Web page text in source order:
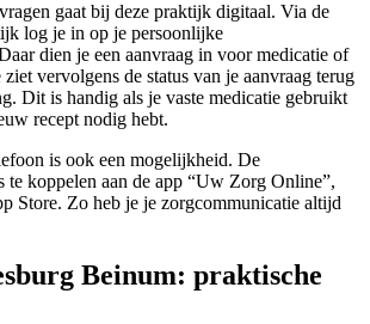
gaat bij deze praktijk digitaal. Via de
log je in op je persoonlijke
dien je een aanvraag in voor medicatie of
ziet vervolgens de status van je aanvraag terug
Dit is handig als je vaste medicatie gebruikt
recept nodig hebt.
is ook een mogelijkheid. De
te koppelen aan de app “Uw Zorg Online”,
Store. Zo heb je je zorgcommunicatie altijd
Beinum: praktische